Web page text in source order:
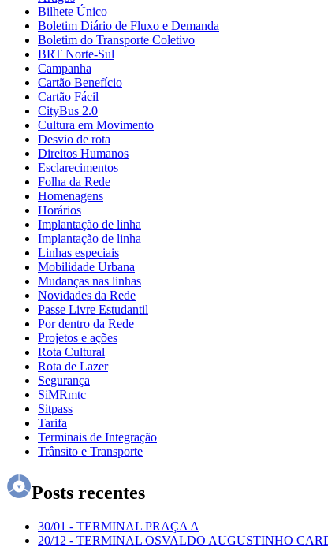
Bilhete Único
Boletim Diário de Fluxo e Demanda
Boletim do Transporte Coletivo
BRT Norte-Sul
Campanha
Cartão Benefício
Cartão Fácil
CityBus 2.0
Cultura em Movimento
Desvio de rota
Direitos Humanos
Esclarecimentos
Folha da Rede
Homenagens
Horários
Implantação de linha
Implantação de linha
Linhas especiais
Mobilidade Urbana
Mudanças nas linhas
Novidades da Rede
Passe Livre Estudantil
Por dentro da Rede
Projetos e ações
Rota Cultural
Rota de Lazer
Segurança
SiMRmtc
Sitpass
Tarifa
Terminais de Integração
Trânsito e Transporte
Posts recentes
30/01 - TERMINAL PRAÇA A
20/12 - TERMINAL OSVALDO AUGUSTINHO